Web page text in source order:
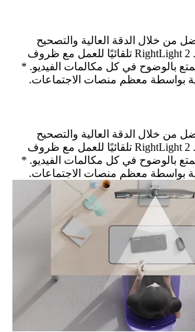
من خلال الدقة العالية والتصحيح
التلقائي للضوء. يتم ضبط RightLight 2 تلقائيًا للعمل مع ظروف
بالوضوح في كل مكالمات الفيديو. *
بواسطة معظم منصات الاجتماعات.
من خلال الدقة العالية والتصحيح
التلقائي للضوء. يتم ضبط RightLight 2 تلقائيًا للعمل مع ظروف
بالوضوح في كل مكالمات الفيديو. *
بواسطة معظم منصات الاجتماعات.